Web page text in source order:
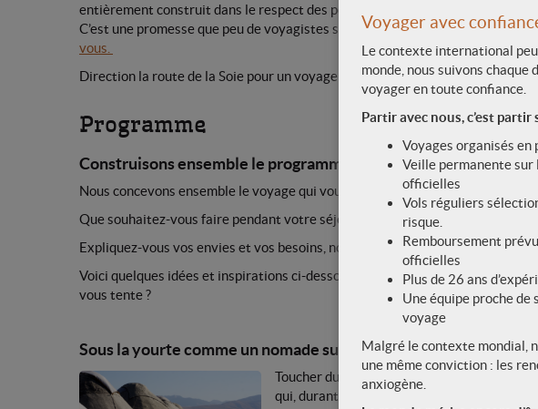
entièrement construit dans le respect des populations et des lieux visités,
C’est une promesse que peu de voyagistes sont en mesure de respecter.
vous.
Direction la route de la Soie pour un voyage unique et hors du commun !
Programme
Construisons ensemble le programme de votre voyage sur-
Nous concevons ensemble le voyage qui vous appartient !
Que souhaitez-vous faire pendant votre séjour ?
Expliquez-vous vos envies et vos besoins, nous nous chargerons de vous
Voici quelques idées et inspirations ci-dessous. Vous êtes totalement libres
vous tente ?
Sous la yourte comme un nomade sur les rives du lac Son-Kul
Toucher du doigt l’esprit nomade…
qui, durant l’été, quittent leurs villages
Voyager avec
Le contexte international
monde, nous suivons
voyager en toute confiance.
Partir avec nous, c’est partir
Voyages organisés
Veille permanente sur
officielles
Vols réguliers
risque.
Remboursement
officielles
Plus de 26 ans
Une équipe proche de
voyage
Malgré le contexte mondial,
une même conviction : les
anxiogène.